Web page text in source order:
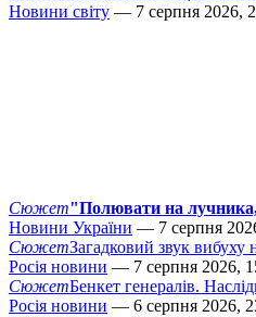
Новини світу — 7 серпня 2026,
Сюжет"Полювати на лучника,
Новини України — 7 серпня
СюжетЗагадковий звук
Росія новини — 7 серпня 2026,
СюжетБенкет генералів.
Росія новини — 6 серпня 2026,